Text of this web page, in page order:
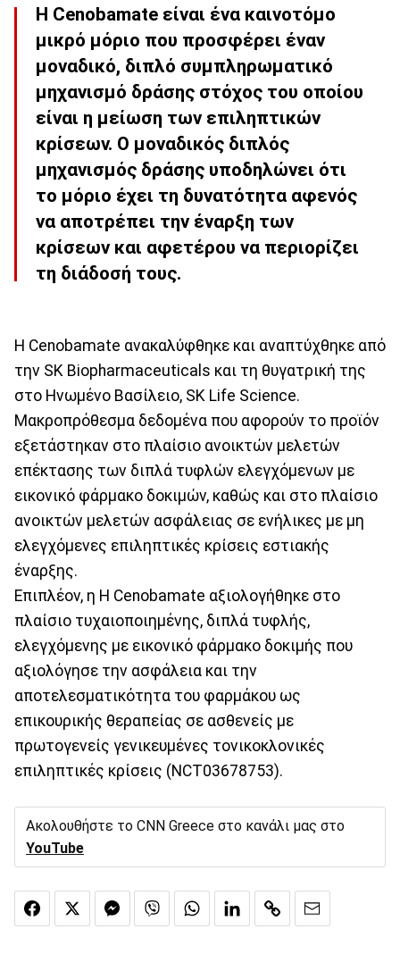
Η Cenobamate είναι ένα καινοτόμο
μικρό μόριο που προσφέρει έναν
μοναδικό, διπλό συμπληρωματικό
μηχανισμό δράσης στόχος του οποίου
είναι η μείωση των επιληπτικών
κρίσεων. Ο μοναδικός διπλός
μηχανισμός δράσης υποδηλώνει ότι
το μόριο έχει τη δυνατότητα αφενός
να αποτρέπει την έναρξη των
κρίσεων και αφετέρου να περιορίζει
τη διάδοσή τους.
Η Cenobamate ανακαλύφθηκε και αναπτύχθηκε από
την SK Biopharmaceuticals και τη θυγατρική της
στο Ηνωμένο Βασίλειο, SK Life Science.
Μακροπρόθεσμα δεδομένα που αφορούν το προϊόν
εξετάστηκαν στο πλαίσιο ανοικτών μελετών
επέκτασης των διπλά τυφλών ελεγχόμενων με
εικονικό φάρμακο δοκιμών, καθώς και στο πλαίσιο
ανοικτών μελετών ασφάλειας σε ενήλικες με μη
ελεγχόμενες επιληπτικές κρίσεις εστιακής
έναρξης.
Επιπλέον, η Η Cenobamate αξιολογήθηκε στο
πλαίσιο τυχαιοποιημένης, διπλά τυφλής,
ελεγχόμενης με εικονικό φάρμακο δοκιμής που
αξιολόγησε την ασφάλεια και την
αποτελεσματικότητα του φαρμάκου ως
επικουρικής θεραπείας σε ασθενείς με
πρωτογενείς γενικευμένες τονικοκλονικές
επιληπτικές κρίσεις (NCT03678753).
Ακολουθήστε το CNN Greece στο κανάλι μας στο
YouTube